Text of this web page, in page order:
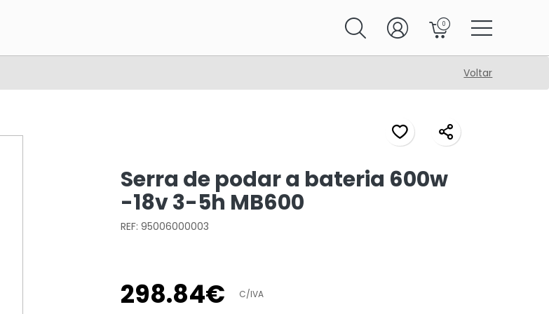
0
Voltar
Serra de podar a bateria 600w
-18v 3-5h MB600
REF: 95006000003
298.84€ C/IVA